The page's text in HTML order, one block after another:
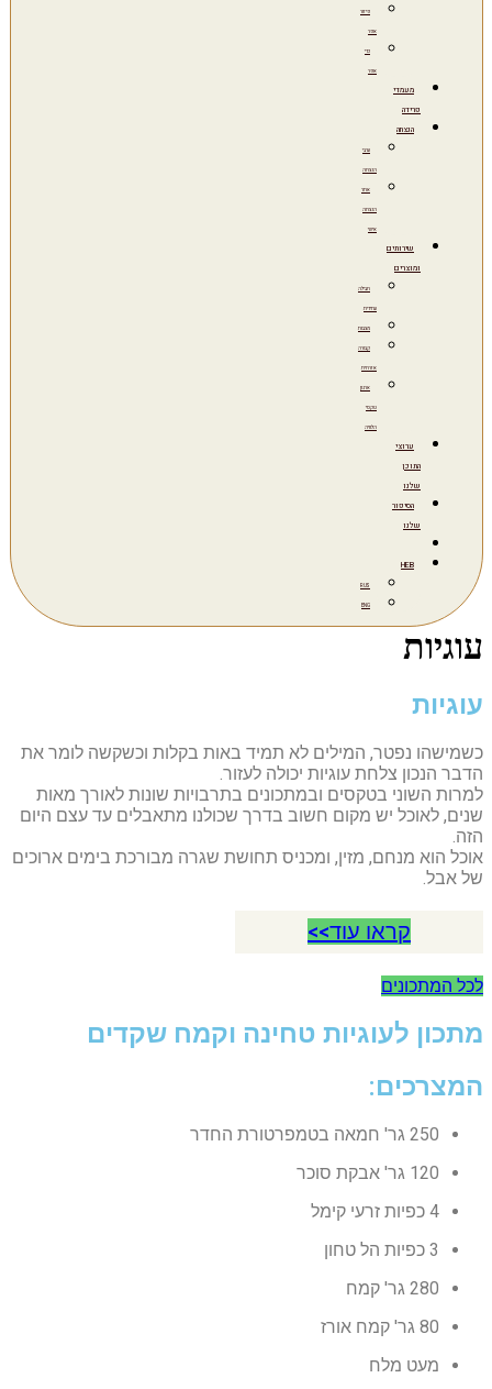
פיזור
אפר
כדי
אפר
מעמדי
פרידה
הנצחה
ערבי
הנצחה
אתר
הנצחה
אישי
שירותים
ומוצרים
חבילה
עתידית
מצבות
קבורה
אזרחית
ארגון
טקסי
הלוויה
ערוצי
התוכן
שלנו
הסיפור
שלנו
HEB
RUS
ENG
עוגיות
עוגיות
כשמישהו נפטר, המילים לא תמיד באות בקלות וכשקשה לומר את
הדבר הנכון צלחת עוגיות יכולה לעזור.
למרות השוני בטקסים ובמתכונים בתרבויות שונות לאורך מאות
שנים, לאוכל יש מקום חשוב בדרך שכולנו מתאבלים עד עצם היום
הזה.
אוכל הוא מנחם, מזין, ומכניס תחושת שגרה מבורכת בימים ארוכים
של אבל.
קראו עוד>>
לכל המתכונים
מתכון לעוגיות טחינה וקמח שקדים
המצרכים:
250 גר' חמאה בטמפרטורת החדר
120 גר' אבקת סוכר
4 כפיות זרעי קימל
3 כפיות הל טחון
280 גר' קמח
80 גר' קמח אורז
מעט מלח